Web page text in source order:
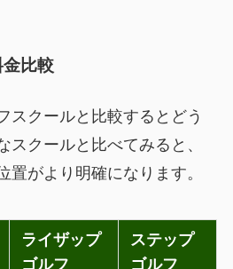
比較
スクールと比較するとどう
スクールと比べてみると、
置がより明確になります。
ライザップ
ゴルフ
ステップ
ゴルフ